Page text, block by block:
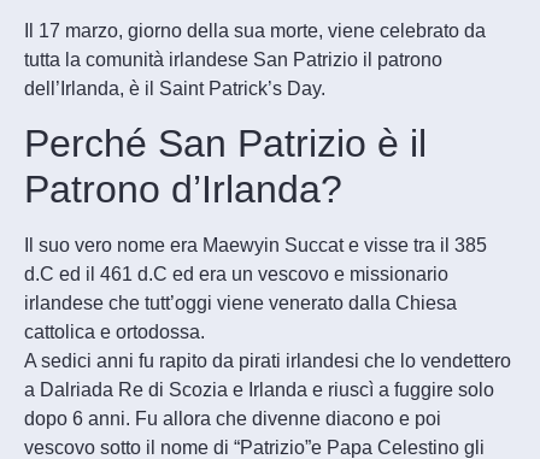
Il 17 marzo, giorno della sua morte, viene celebrato da
tutta la comunità irlandese San Patrizio il patrono
dell’Irlanda, è il Saint Patrick’s Day.
Perché San Patrizio è il
Patrono d’Irlanda?
Il suo vero nome era Maewyin Succat e visse tra il 385
d.C ed il 461 d.C ed era un vescovo e missionario
irlandese che tutt’oggi viene venerato dalla Chiesa
cattolica e ortodossa.
A sedici anni fu rapito da pirati irlandesi che lo vendettero
a Dalriada Re di Scozia e Irlanda e riuscì a fuggire solo
dopo 6 anni. Fu allora che divenne diacono e poi
vescovo sotto il nome di “Patrizio”e Papa Celestino gli